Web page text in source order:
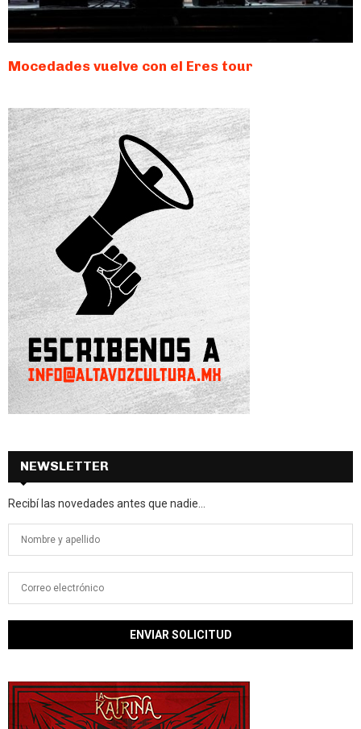
Mocedades vuelve con el Eres tour
NEWSLETTER
Recibí las novedades antes que nadie...